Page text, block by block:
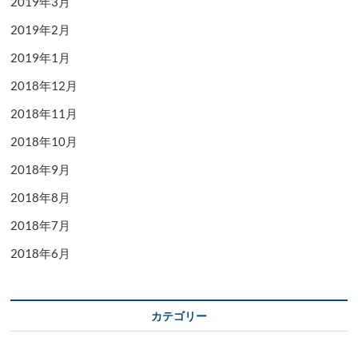
2019年2月
2019年1月
2018年12月
2018年11月
2018年10月
2018年9月
2018年8月
2018年7月
2018年6月
カテゴリー